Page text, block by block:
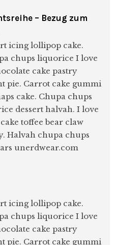
– Bezug zum
icing lollipop cake.
chups liquorice I love
cake pastry
pie. Carrot cake gummi
cake. Chupa chups
dessert halvah. I love
toffee bear claw
Halvah chupa chups
unerdwear.com
icing lollipop cake.
chups liquorice I love
cake pastry
pie. Carrot cake gummi